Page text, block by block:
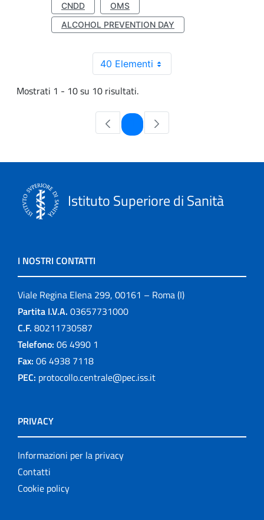
CNDD
OMS
ALCOHOL PREVENTION DAY
40 Elementi
Mostrati 1 - 10 su 10 risultati.
Pagina
Istituto Superiore di Sanità
I NOSTRI CONTATTI
Viale Regina Elena 299, 00161 – Roma (I)
Partita I.V.A. 03657731000
C.F. 80211730587
Telefono: 06 4990 1
Fax: 06 4938 7118
PEC: protocollo.centrale@pec.iss.it
PRIVACY
Informazioni per la privacy
Contatti
Cookie policy